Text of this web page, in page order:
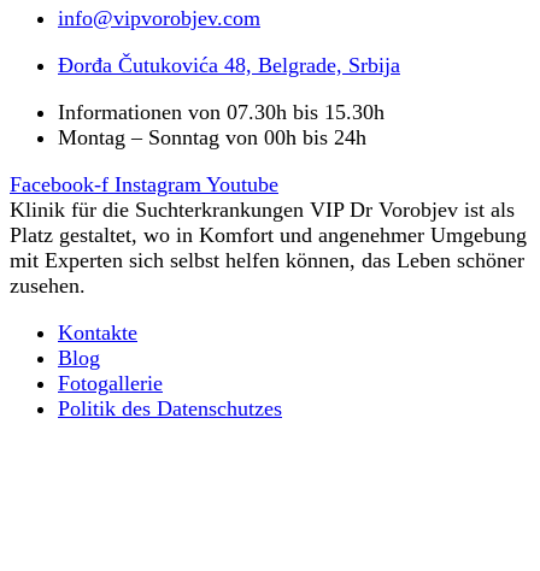
info@vipvorobjev.com
Đorđa Čutukovića 48, Belgrade, Srbija
Informationen von 07.30h bis 15.30h
Montag – Sonntag von 00h bis 24h
Facebook-f Instagram Youtube
Klinik für die Suchterkrankungen VIP Dr Vorobjev ist als
Platz gestaltet, wo in Komfort und angenehmer Umgebung
mit Experten sich selbst helfen können, das Leben schöner
zusehen.
Kontakte
Blog
Fotogallerie
Politik des Datenschutzes